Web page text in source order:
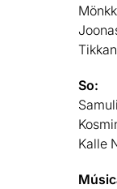
So:
Samuli
Kalle